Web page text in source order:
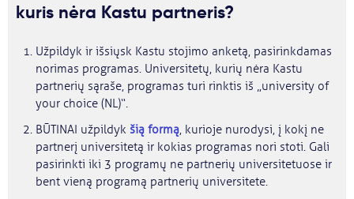
kuris nėra Kastu partneris?
Užpildyk ir išsiųsk Kastu stojimo anketą, pasirinkdamas
norimas programas. Universitetų, kurių nėra Kastu
partnerių sąraše, programas turi rinktis iš „university of
your choice (NL)“.
BŪTINAI užpildyk šią formą, kurioje nurodysi, į kokį ne
partnerį universitetą ir kokias programas nori stoti. Gali
pasirinkti iki 3 programų ne partnerių universitetuose ir
bent vieną programą partnerių universitete.